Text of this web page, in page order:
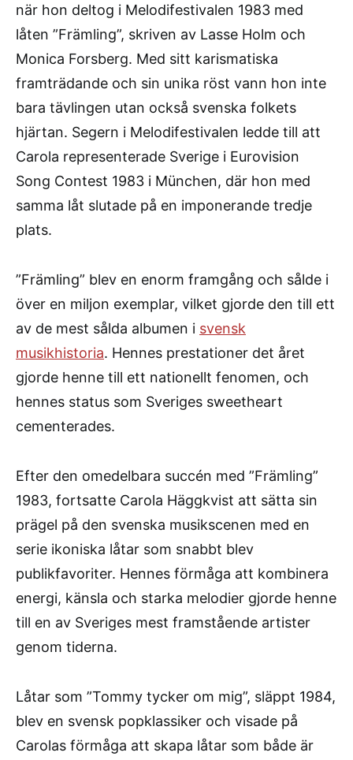
när hon deltog i Melodifestivalen 1983 med
låten ”Främling”, skriven av Lasse Holm och
Monica Forsberg. Med sitt karismatiska
framträdande och sin unika röst vann hon inte
bara tävlingen utan också svenska folkets
hjärtan. Segern i Melodifestivalen ledde till att
Carola representerade Sverige i Eurovision
Song Contest 1983 i München, där hon med
samma låt slutade på en imponerande tredje
plats.
”Främling” blev en enorm framgång och sålde i
över en miljon exemplar, vilket gjorde den till ett
av de mest sålda albumen i svensk
musikhistoria. Hennes prestationer det året
gjorde henne till ett nationellt fenomen, och
hennes status som Sveriges sweetheart
cementerades.
Efter den omedelbara succén med ”Främling”
1983, fortsatte Carola Häggkvist att sätta sin
prägel på den svenska musikscenen med en
serie ikoniska låtar som snabbt blev
publikfavoriter. Hennes förmåga att kombinera
energi, känsla och starka melodier gjorde henne
till en av Sveriges mest framstående artister
genom tiderna.
Låtar som ”Tommy tycker om mig”, släppt 1984,
blev en svensk popklassiker och visade på
Carolas förmåga att skapa låtar som både är